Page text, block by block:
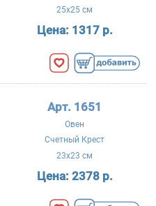
25x25 см
Цена: 1317 р.
Арт. 1651
Овен
Счетный Крест
23x23 см
Цена: 2378 р.